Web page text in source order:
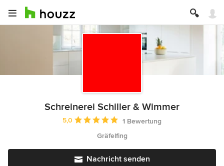
Schreinerei Schiller & Wimmer
Durchschnittliche Bewertung: 5 von 5 Sternen
5,0
1 Bewertung
Gräfelfing
Nachricht senden